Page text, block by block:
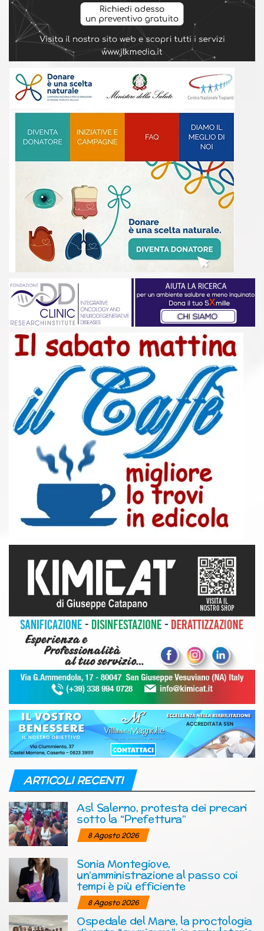
ARTICOLI RECENTI
Asl Salerno, protesta dei precari
sotto la “Prefettura”
8 Agosto 2026
Sonia Montegiove,
un’amministrazione al passo coi
tempi è più efficiente
8 Agosto 2026
Ospedale del Mare, la proctologia